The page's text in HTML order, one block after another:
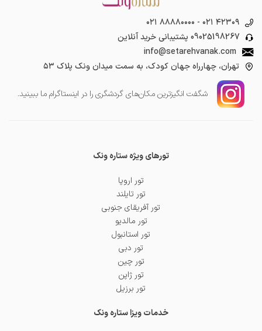
۰۲۱ ۸۸۸۸۰۰۰۰ - ۰۲۱ ۴۲۳۰۹
09025198267 پشتیبانی خرید آنلاین
info@setarehvanak.com
تهران، چهارراه جهان کودک، به سمت میدان ونک پلاک ۵۳
شگفت انگیز‌ترین مکان‌های گردشگری را در اینستاگرام ما ببینید.
تورهای ویژه ستاره ونک
تور اروپا
تور تایلند
تور آفریقای جنوبی
تور مالدیو
تور استانبول
تور دبی
تور چین
تور ژاپن
تور برزیل
خدمات ویزا ستاره ونک